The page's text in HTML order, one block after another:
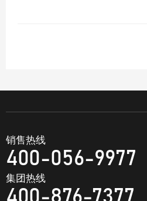
销售热线
400-056-9977
集团热线